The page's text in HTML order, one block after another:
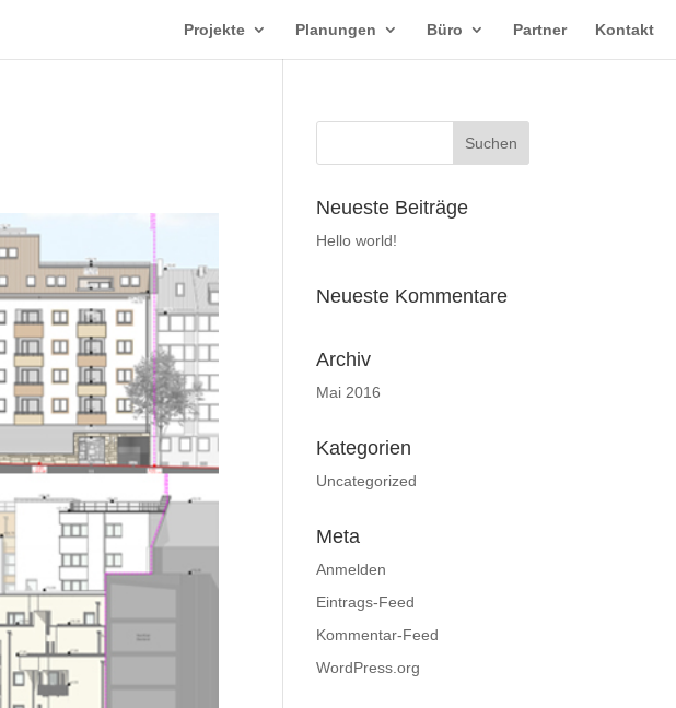
Projekte Planungen Büro Partner Kontakt
Neueste Beiträge
Hello world!
Neueste Kommentare
Archiv
Mai 2016
Kategorien
Uncategorized
Meta
Anmelden
Eintrags-Feed
Kommentar-Feed
WordPress.org